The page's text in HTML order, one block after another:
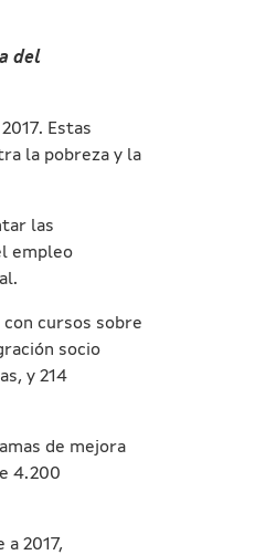
del
Estas
la pobreza y la
las
empleo
cursos sobre
socio
y 214
de mejora
4.200
2017,